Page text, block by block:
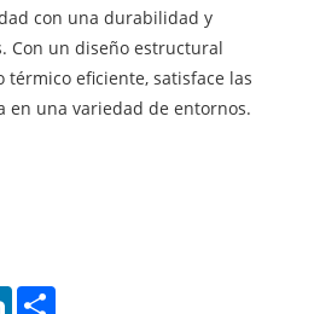
con una durabilidad y
Con un diseño estructural
eficiente, satisface las
en una variedad de entornos.
LinkedIn